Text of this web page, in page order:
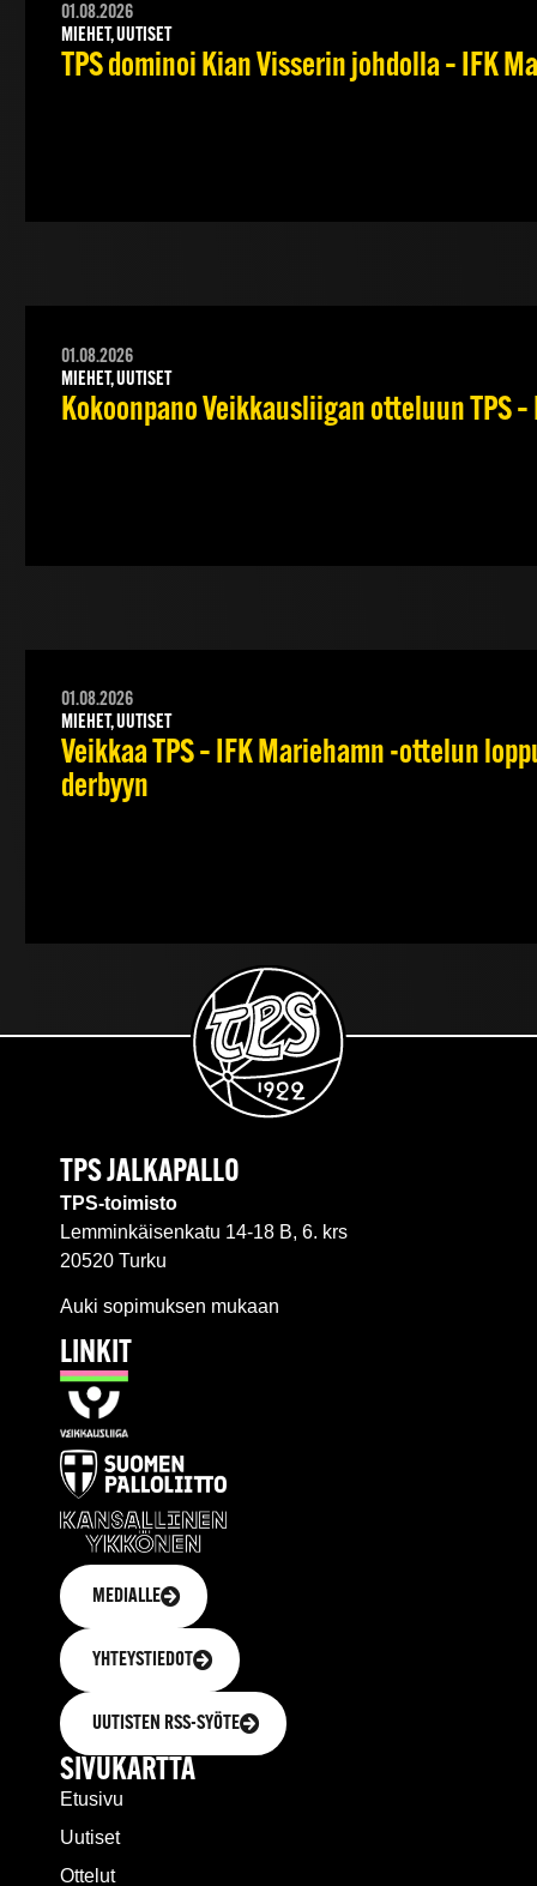
01.08.2026
MIEHET, UUTISET
TPS dominoi Kian Visserin johdolla – IFK
01.08.2026
MIEHET, UUTISET
Kokoonpano Veikkausliigan otteluun TPS
01.08.2026
MIEHET, UUTISET
Veikkaa TPS – IFK Mariehamn -ottelun
derbyyn
TPS JALKAPALLO
TPS-toimisto
Lemminkäisenkatu 14-18 B, 6. krs
20520 Turku
Auki sopimuksen mukaan
LINKIT
MEDIALLE
YHTEYSTIEDOT
UUTISTEN RSS-SYÖTE
SIVUKARTTA
Etusivu
Uutiset
Ottelut